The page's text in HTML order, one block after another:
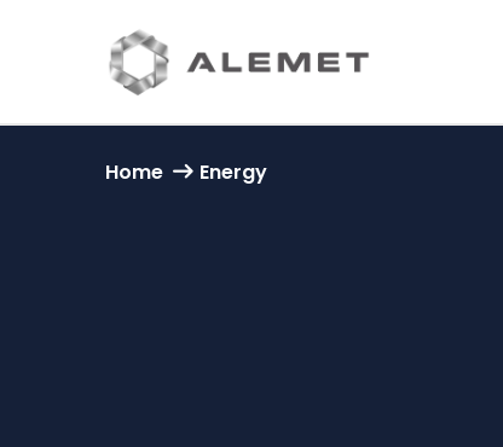
Home Energy